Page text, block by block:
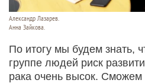
Александр Лазарев.
Анна Зайкова.
По итогу мы будем знать,
группе людей риск
рака очень высок. Сможем